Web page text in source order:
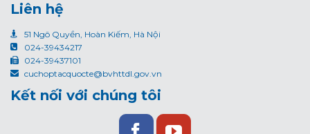
Liên hệ
51 Ngô Quyền, Hoàn Kiếm, Hà Nội
024-39434217
024-39437101
cuchoptacquocte@bvhttdl.gov.vn
Kết nối với chúng tôi